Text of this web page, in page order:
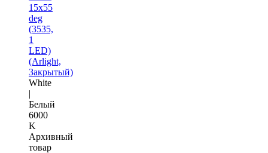
15x55
deg
(3535,
1
LED)
(Arlight,
Закрытый)
White
|
Белый
6000
K
Архивный
товар